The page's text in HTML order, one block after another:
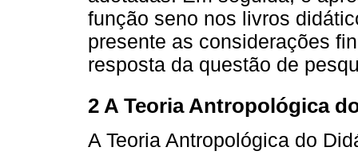
função seno nos livros
presente as considerações
resposta da questão de
2 A Teoria Antropológica
A Teoria Antropológica do